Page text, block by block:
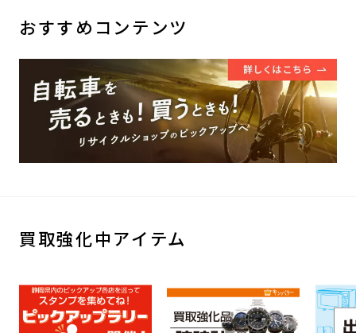
おすすめコンテンツ
買取強化中アイテム